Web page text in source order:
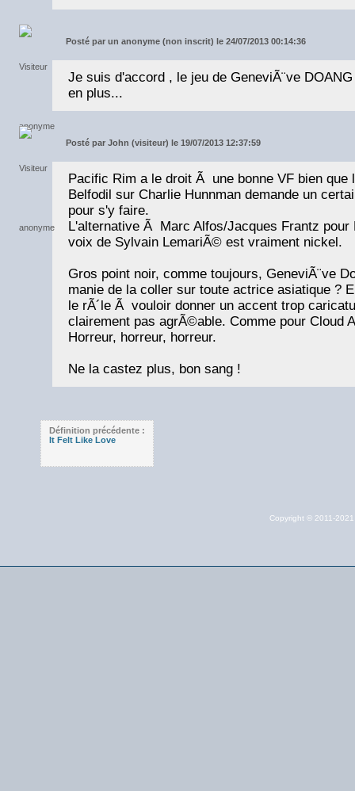
Posté par un anonyme (non inscrit) le 24/07/2013 00:14:36
Je suis d'accord , le jeu de GeneviÃ¨ve
en plus...
Posté par John (visiteur) le 19/07/2013 12:37:59
Pacific Rim a le droit Ã une bonne VF bien que
Belfodil sur Charlie Hunnman demande un
pour s'y faire.
L'alternative Ã Marc Alfos/Jacques Frantz pour
voix de Sylvain LemariÃ© est vraiment nickel.
Gros point noir, comme toujours, GeneviÃ¨ve
manie de la coller sur toute actrice asiatique ?
le rÃ´le Ã vouloir donner un accent trop
clairement pas agrÃ©able. Comme pour Cloud
Horreur, horreur, horreur.
Ne la castez plus, bon sang !
Définition précédente :
It Felt Like Love
Copyright © 2011-